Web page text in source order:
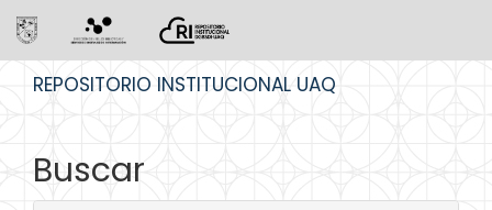
REPOSITORIO INSTITUCIONAL UAQ
Buscar